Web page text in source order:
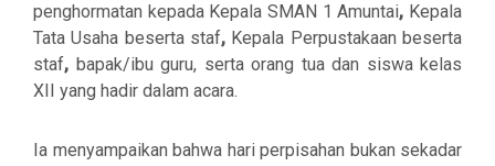
penghormatan kepada Kepala SMAN 1 Amuntai, Kepala
Tata Usaha beserta staf, Kepala Perpustakaan beserta
staf, bapak/ibu guru, serta orang tua dan siswa kelas
XII
yang hadir dalam acara.
Ia menyampaikan bahwa hari perpisahan bukan sekadar